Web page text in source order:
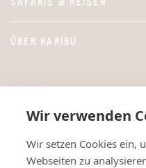
Wir verwenden
Wir setzen Cookies ein,
Webseiten zu
ÜBER KARIBU